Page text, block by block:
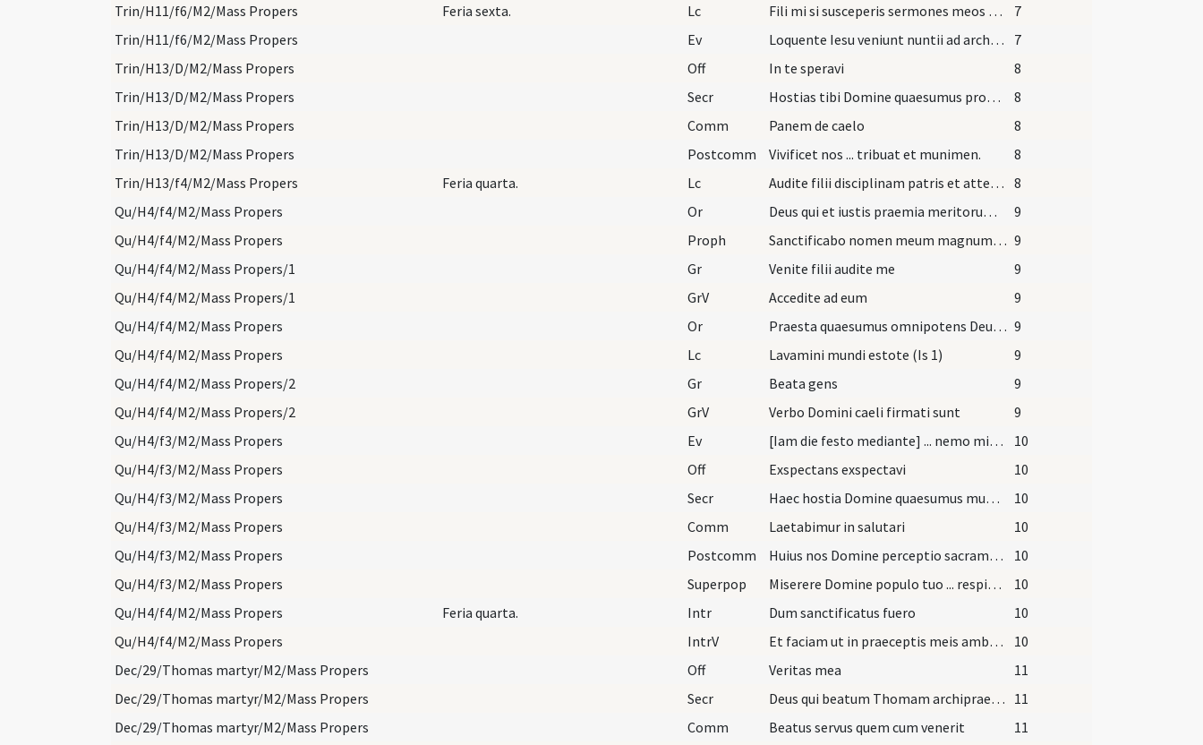
Trin/H11/f6/M2/Mass Propers
Feria sexta. Lc Fili mi si susceperis sermones meos et mandata mea absconderis penes te (Prv)
7
Trin/H11/f6/M2/Mass Propers
Ev Loquente Iesu veniunt nuntii ad archisynagago dicentes quia filia tua mortua est
7
Trin/H13/D/M2/Mass Propers
Off In te speravi
8
Trin/H13/D/M2/Mass Propers
Secr Hostias tibi Domine quaesumus propitius intende ... dent honorem.
8
Trin/H13/D/M2/Mass Propers
Comm Panem de caelo
8
Trin/H13/D/M2/Mass Propers
Postcomm Vivificet nos ... tribuat et munimen.
8
Trin/H13/f4/M2/Mass Propers
Feria quarta. Lc Audite filii disciplinam patris et attendite ut sciatis prudentiam ... Posside sapientiam posside prudentiam ne obliviscaris ... et conservabit te. (Prv 4) 8
Qu/H4/f4/M2/Mass Propers
Or Deus qui et iustis praemia meritorum ... percipere delictorum.
9
Qu/H4/f4/M2/Mass Propers
Proph Sanctificabo nomen meum magnum (Ez 36) 9
Qu/H4/f4/M2/Mass Propers/1
Gr Venite filii audite me
9
Qu/H4/f4/M2/Mass Propers/1
GrV Accedite ad eum
9
Qu/H4/f4/M2/Mass Propers
Or Praesta quaesumus omnipotens Deus ut quos votiva ieiunia ... caelestia capiamus. 9
Qu/H4/f4/M2/Mass Propers
Lc Lavamini mundi estote (Is 1)
9
Qu/H4/f4/M2/Mass Propers/2
Gr Beata gens
9
Qu/H4/f4/M2/Mass Propers/2
GrV Verbo Domini caeli firmati sunt
9
Qu/H4/f3/M2/Mass Propers
Ev [Iam die festo mediante] ... nemo misit in illum manum quia ... in eum.
10
Qu/H4/f3/M2/Mass Propers
Off Exspectans exspectavi
10
Qu/H4/f3/M2/Mass Propers
Secr Haec hostia Domine quaesumus mundet nostra delicta ... mentesque sanctificet.
10
Qu/H4/f3/M2/Mass Propers
Comm Laetabimur in salutari
10
Qu/H4/f3/M2/Mass Propers
Postcomm Huius nos Domine perceptio sacramenti mundet ... regna perducat.
10
Qu/H4/f3/M2/Mass Propers
Superpop Miserere Domine populo tuo ... respicere concedas.
10
Qu/H4/f4/M2/Mass Propers
Feria quarta. Intr Dum sanctificatus fuero
10
Qu/H4/f4/M2/Mass Propers
IntrV Et faciam ut in praeceptis meis ambuleris
10
Dec/29/Thomas martyr/M2/Mass Propers
Off Veritas mea
11
Dec/29/Thomas martyr/M2/Mass Propers
Secr Deus qui beatum Thomam archipraesulem Canthuriensem et Anglorum ... gloriamur in terris. 11
Dec/29/Thomas martyr/M2/Mass Propers
Comm Beatus servus quem cum venerit
11